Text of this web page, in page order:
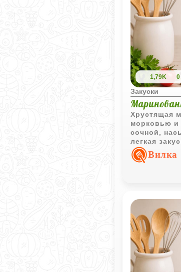
1,79K 0
Закуски
Хрустящая
морковью и
сочной,
легкая
блюдам.Вилка